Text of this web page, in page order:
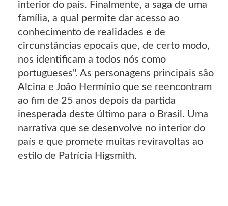
interior do país. Finalmente, a saga de uma
família, a qual permite dar acesso ao
conhecimento de realidades e de
circunstâncias epocais que, de certo modo,
nos identificam a todos nós como
portugueses". As personagens principais são
Alcina e João Hermínio que se reencontram
ao fim de 25 anos depois da partida
inesperada deste último para o Brasil. Uma
narrativa que se desenvolve no interior do
país e que promete muitas reviravoltas ao
estilo de Patrícia Higsmith.